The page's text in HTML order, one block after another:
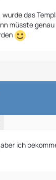
wurde das
müsste
ich